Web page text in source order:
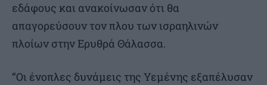
εδάφους και ανακοίνωσαν ότι θα
απαγορεύσουν τον πλου των ισραηλινών
πλοίων στην Ερυθρά Θάλασσα.
“Οι ένοπλες δυνάμεις της Υεμένης εξαπέλυσαν